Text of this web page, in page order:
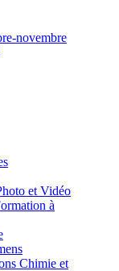
novembre
et Vidéo
à
Chimie et